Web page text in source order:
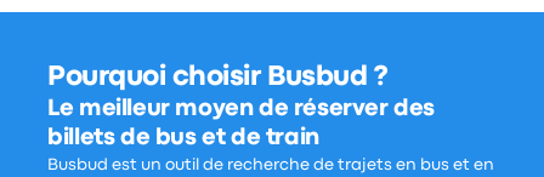
Pourquoi choisir Busbud ?
Le meilleur moyen de réserver des
billets de bus et de train
Busbud est un outil de recherche de trajets en bus et en